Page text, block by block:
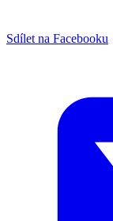
Sdílet na Facebooku